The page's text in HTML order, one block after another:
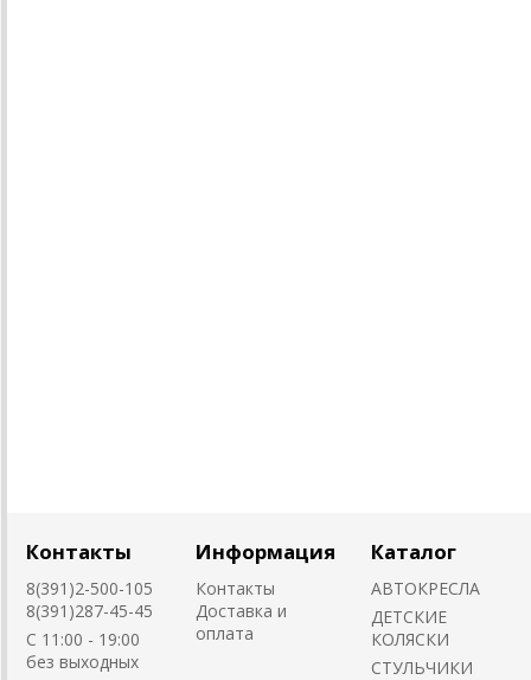
Контакты
8(391)2-500-105
8(391)287-45-45
C 11:00 - 19:00
без выходных
Информация
Контакты
Доставка и
оплата
Каталог
АВТОКРЕСЛА
ДЕТСКИЕ
КОЛЯСКИ
CТУЛЬЧИКИ